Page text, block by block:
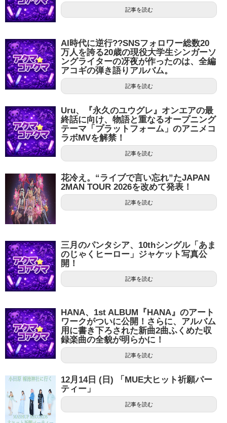
記事を読む
AI時代に逆行??SNSフォロワー総数20
万人を誇る20歳の現役大学生シンガーソ
ングライターの冴夜が作ったのは、全編
アコギの弾き語りアルバム。
記事を読む
Uru、『永久のユウグレ』オンエアの最
終話に向け、物語と重なるオープニング
テーマ「プラットフォーム」のアニメコ
ラボMVを解禁！
記事を読む
花冷え。“ライブで言い忘れ”たJAPAN
2MAN TOUR 2026を改めて発表！
記事を読む
三月のパンタシア、10thシングル「あま
のじゃくヒーロー」ジャケット写真公
開！
記事を読む
HANA、1st ALBUM『HANA』のアート
ワークがついに公開！さらに、アルバム
用に書き下ろされた新曲2曲ふくめた収
録楽曲の全貌が明らかに！
記事を読む
12月14日 (日) 「MUE大ヒット祈願パー
ティー」
記事を読む